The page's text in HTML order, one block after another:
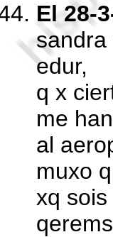
El 28-
sandra
edur,
q x
me
al
muxo
xq